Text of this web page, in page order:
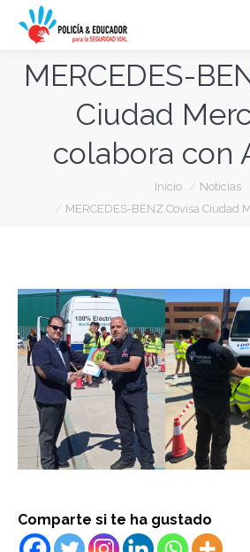
MERCEDES-
Ciudad
colabora con
Inicio
Noticias
MERCEDES-BENZ Covisa Ciudad
Comparte si te ha gustado